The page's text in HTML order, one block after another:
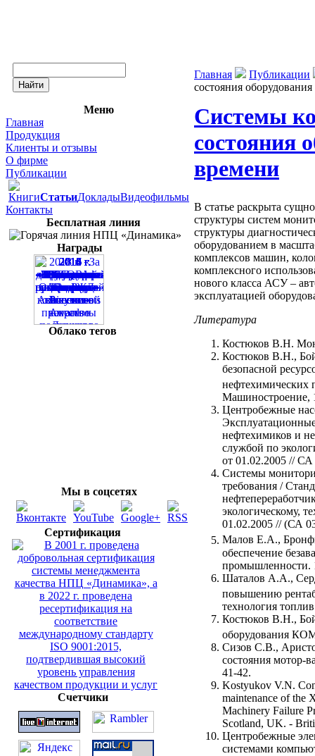
Меню
Главная
Продукция
Клиенты и отзывы
О фирме
Публикации
КнигиСтатьиДокладыВидеофильмы
Контакты
Бесплатная линия
Награды
Облако тегов
Мы в соцсетях
Сертификация
Счетчики
Главная
Публикации
состояния
Системы
состояния
времени
В статье раскрыта
структуры систем
структуры
оборудованием в
комплексов машин,
комплексного
нового класса АСУ –
эксплуатацией
Литература
Костюков В.Н.
Костюков В.Н.,
безопасной
Машиностроение,
Центробежные
нефтехимиков и
службой по
от 01.02.2005 //
Системы
требования /
экологическому,
01.02.2005 // (СА
Малов Е.А.,
обеспечение
промышленности.
Шаталов А.А.,
повышению
технология
Костюков В.Н.,
оборудования
Сизов С.В.,
состояния мотор-
41-42.
Kostyukov V.N.
maintenance of the
Machinery Failure
Scotland, UK. -
Центробежные
системами